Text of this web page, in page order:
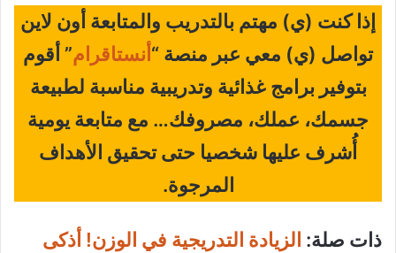
إذا كنت (ي) مهتم بالتدريب والمتابعة أون لاين
تواصل (ي) معي عبر منصة “ أنستاقرام” أقوم
بتوفير برامج غذائية وتدريبية مناسبة لطبيعة
جسمك، عملك، مصروفك… مع متابعة يومية
أُشرف عليها شخصيا حتى تحقيق الأهداف
المرجوة.
ذات صلة: الزيادة التدريجية في الوزن! أذكى